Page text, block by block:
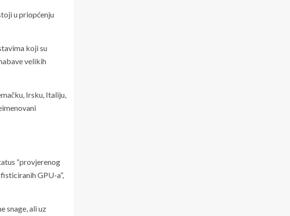
u priopćenju
koji su
velikih
Irsku, Italiju,
“provjerenog
GPU-a”,
snage, ali uz